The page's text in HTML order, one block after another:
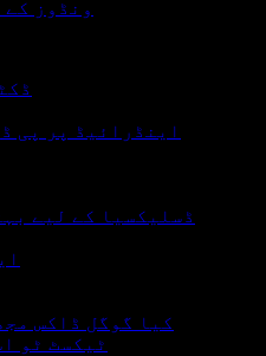
ونڈوز
اینڈرائیڈ پر پی
ڈسلیکسیا کے لیے
کیا گوگل ڈاکس
ٹیکسٹ ٹو